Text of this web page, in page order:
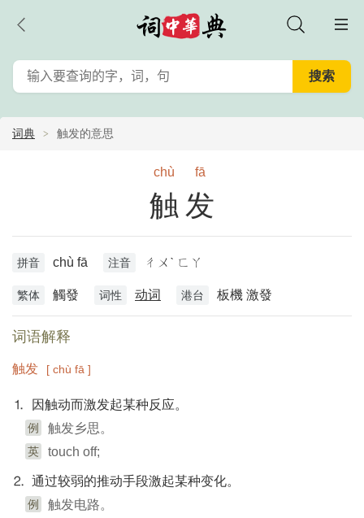
词典 触发的意思
chù fā
触发
拼音 chù fā 注音 ㄔㄨˋ ㄈㄚ
繁体 觸發 词性 动词 港台 板機 激發
词语解释
触发 [ chù fā ]
⒈ 因触动而激发起某种反应。
例 触发乡思。
英 touch off;
⒉ 通过较弱的推动手段激起某种变化。
例 触发电路。